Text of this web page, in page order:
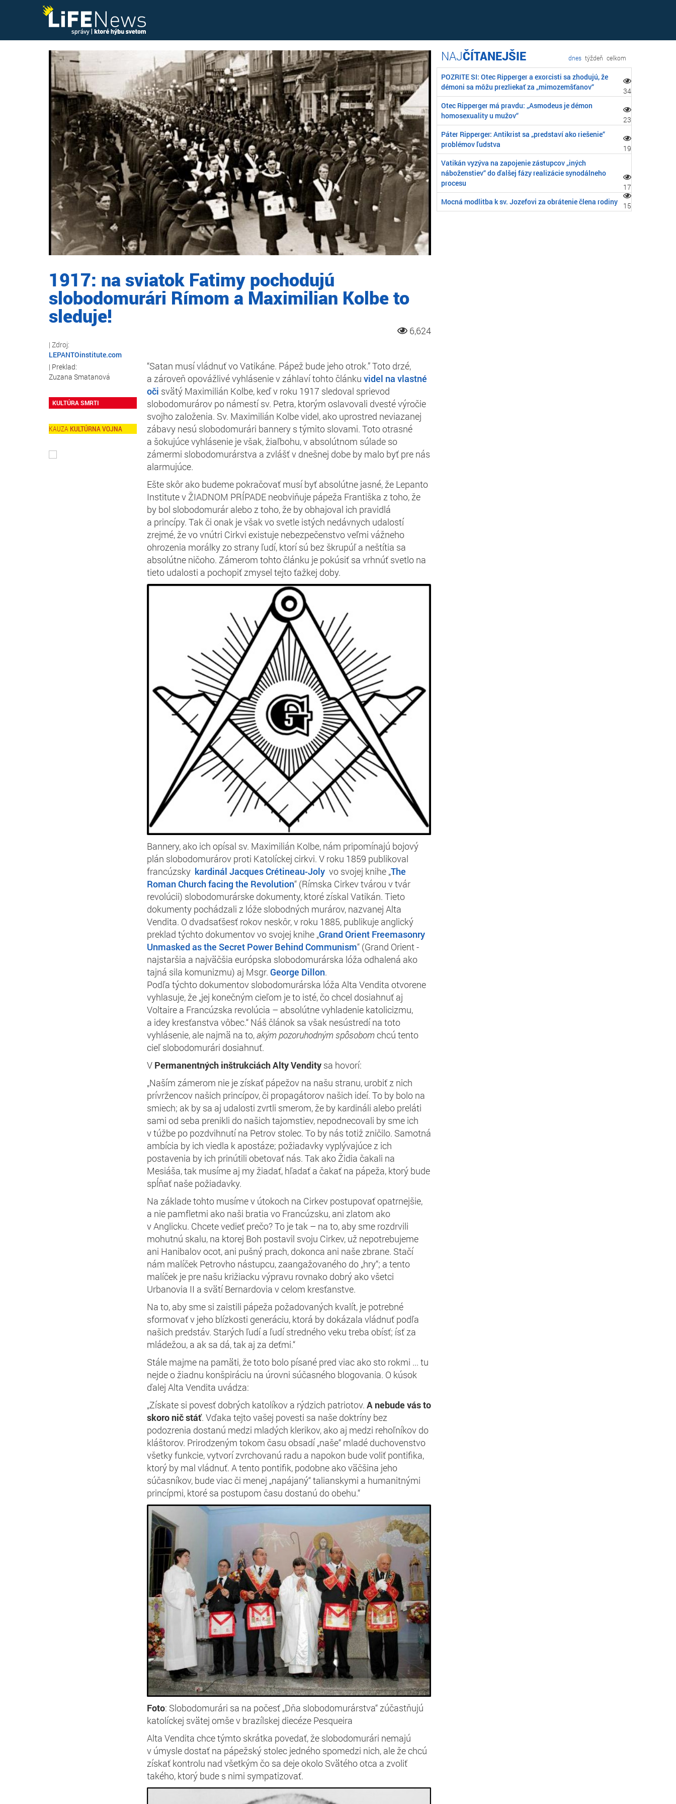
1917: na sviatok Fatimy pochodujú
slobodomurári Rímom a Maximilian Kolbe to
sleduje!
6,624
LEPANTOinstitute.com
Zuzana Smatanová
KULTÚRA SMRTI
KULTÚRNA VOJNA
“Satan musí vládnuť vo Vatikáne. Pápež bude jeho otrok.” Toto drzé,
a zároveň opovážlivé vyhlásenie v záhlaví tohto článku videl na vlastné
oči svätý Maximilián Kolbe, keď v roku 1917 sledoval sprievod
slobodomurárov po námestí sv. Petra, ktorým oslavovali dvesté výročie
svojho založenia. Sv. Maximilián Kolbe videl, ako uprostred neviazanej
zábavy nesú slobodomurári bannery s týmito slovami. Toto otrasné
a šokujúce vyhlásenie je však, žiaľbohu, v absolútnom súlade so
zámermi slobodomurárstva a zvlášť v dnešnej dobe by malo byť pre nás
alarmujúce.
Ešte skôr ako budeme pokračovať musí byť absolútne jasné, že Lepanto
Institute v ŽIADNOM PRÍPADE neobviňuje pápeža Františka z toho, že
by bol slobodomurár alebo z toho, že by obhajoval ich pravidlá
a princípy. Tak či onak je však vo svetle istých nedávnych udalostí
zrejmé, že vo vnútri Cirkvi existuje nebezpečenstvo veľmi vážneho
ohrozenia morálky zo strany ľudí, ktorí sú bez škrupúľ a neštítia sa
absolútne ničoho. Zámerom tohto článku je pokúsiť sa vrhnúť svetlo na
tieto udalosti a pochopiť zmysel tejto ťažkej doby.
Bannery, ako ich opísal sv. Maximilián Kolbe, nám pripomínajú bojový
plán slobodomurárov proti Katolíckej cirkvi. V roku 1859 publikoval
francúzsky kardinál Jacques Crétineau-Joly vo svojej knihe „The
Roman Church facing the Revolution“ (Rímska Cirkev tvárou v tvár
revolúcii) slobodomurárske dokumenty, ktoré získal Vatikán. Tieto
dokumenty pochádzali z lóže slobodných murárov, nazvanej Alta
Vendita. O dvadsaťšesť rokov neskôr, v roku 1885, publikuje anglický
preklad týchto dokumentov vo svojej knihe „Grand Orient Freemasonry
Unmasked as the Secret Power Behind Communism“ (Grand Orient -
najstaršia a najväčšia európska slobodomurárska lóža odhalená ako
tajná sila komunizmu) aj Msgr. George Dillon.
Podľa týchto dokumentov slobodomurárska lóža Alta Vendita otvorene
vyhlasuje, že „jej konečným cieľom je to isté, čo chcel dosiahnuť aj
Voltaire a Francúzska revolúcia – absolútne vyhladenie katolicizmu,
a idey kresťanstva vôbec.“ Náš článok sa však nesústredí na toto
vyhlásenie, ale najmä na to,akým pozoruhodným spôsobomchcú tento
cieľ slobodomurári dosiahnuť.
V Permanentných inštrukciách Alty Vendity sa hovorí:
„Naším zámerom nie je získať pápežov na našu stranu, urobiť z nich
prívržencov našich princípov, či propagátorov našich ideí. To by bolo na
smiech; ak by sa aj udalosti zvrtli smerom, že by kardináli alebo preláti
sami od seba prenikli do našich tajomstiev, nepodnecovali by sme ich
v túžbe po pozdvihnutí na Petrov stolec. To by nás totiž zničilo. Samotná
ambícia by ich viedla k apostáze; požiadavky vyplývajúce z ich
postavenia by ich prinútili obetovať nás. Tak ako Židia čakali na
Mesiáša, tak musíme aj my žiadať, hľadať a čakať na pápeža, ktorý bude
spĺňať naše požiadavky.
Na základe tohto musíme v útokoch na Cirkev postupovať opatrnejšie,
a nie pamfletmi ako naši bratia vo Francúzsku, ani zlatom ako
v Anglicku. Chcete vedieť prečo? To je tak – na to, aby sme rozdrvili
mohutnú skalu, na ktorej Boh postavil svoju Cirkev, už nepotrebujeme
ani Hanibalov ocot, ani pušný prach, dokonca ani naše zbrane. Stačí
nám malíček Petrovho nástupcu, zaangažovaného do „hry“; a tento
malíček je pre našu križiacku výpravu rovnako dobrý ako všetci
Urbanovia II a svätí Bernardovia v celom kresťanstve.
Na to, aby sme si zaistili pápeža požadovaných kvalít, je potrebné
sformovať v jeho blízkosti generáciu, ktorá by dokázala vládnuť podľa
našich predstáv. Starých ľudí a ľudí stredného veku treba obísť; ísť za
mládežou, a ak sa dá, tak aj za deťmi.“
Stále majme na pamäti, že toto bolo písané pred viac ako sto rokmi ... tu
nejde o žiadnu konšpiráciu na úrovni súčasného blogovania. O kúsok
ďalej Alta Vendita uvádza:
„Získate si povesť dobrých katolíkov a rýdzich patriotov. A nebude vás to
skoro nič stáť. Vďaka tejto vašej povesti sa naše doktríny bez
podozrenia dostanú medzi mladých klerikov, ako aj medzi rehoľníkov do
kláštorov. Prirodzeným tokom času obsadí „naše“ mladé duchovenstvo
všetky funkcie, vytvorí zvrchovanú radu a napokon bude voliť pontifika,
ktorý by mal vládnuť. A tento pontifik, podobne ako väčšina jeho
súčasníkov, bude viac či menej „napájaný“ talianskymi a humanitnými
princípmi, ktoré sa postupom času dostanú do obehu.“
Foto: Slobodomurári sa na počesť „Dňa slobodomurárstva“ zúčastňujú
katolíckej svätej omše v brazílskej diecéze Pesqueira
Alta Vendita chce týmto skrátka povedať, že slobodomurári nemajú
v úmysle dostať na pápežský stolec jedného spomedzi nich, ale že chcú
získať kontrolu nad všetkým čo sa deje okolo Svätého otca a zvoliť
takého, ktorý bude s nimi sympatizovať.
ČÍTANEJŠIE dnes týždeň celkom
POZRITE SI: Otec Ripperger a exorcisti sa zhodujú, že
démoni sa môžu prezliekať za „mimozemšťanov“
34
Otec Ripperger má pravdu: „Asmodeus je démon
homosexuality u mužov“
23
Páter Ripperger: Antikrist sa „predstaví ako riešenie“
problémov ľudstva
19
Vatikán vyzýva na zapojenie zástupcov „iných
náboženstiev“ do ďalšej fázy realizácie synodálneho
procesu
17
Mocná modlitba k sv. Jozefovi za obrátenie člena rodiny
15